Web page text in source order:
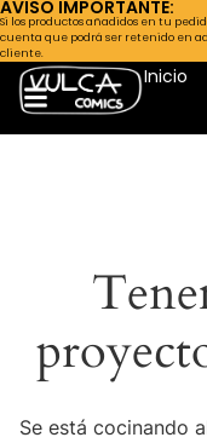
AVISO IMPORTANTE:
Si los productos añadidos en tu
cuenta que podrá ser retenido en
cliente.
Inicio
Se está cocinando